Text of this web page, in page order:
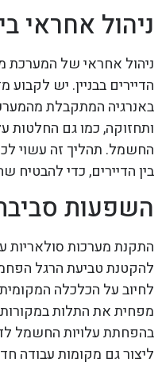
ניהול אחראי
ניהול אחראי של המערכת
הדיירים בבניין. יש לקבוע
באנרגיה המתקבלת
ותחזוקה, כמו גם החלטות
החשמל. תהליך זה עשוי
בין הדיירים, כדי להבטיח
השפעות
התקנת מערכות סולאריות
להקטנת טביעת הרגל
לחיוב על הכלכלה
מפחית את התלות במקורות
בהפחתת עלויות החשמל
ליצור גם מקומות עבודה